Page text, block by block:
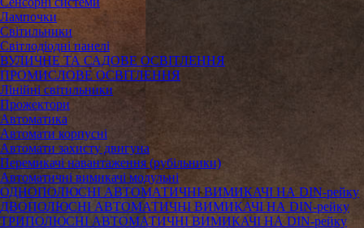
Лампочки
Світильники
Світлодіодні панелі
ВУЛИЧНЕ ТА САДОВЕ ОСВІТЛЕННЯ
ПРОМИСЛОВЕ ОСВІТЛЕННЯ
Лінійні світильники
Прожектори
Автоматика
Автомати корпусні
Автомати захисту двигуна
Перемикачі навантаження (рубільники)
Автоматичні вимикачі модульні
ОДНОПОЛЮСНІ АВТОМАТИЧНІ ВИМИКАЧІ НА DIN-рейку
ДВОПОЛЮСНІ АВТОМАТИЧНІ ВИМИКАЧІ НА DIN-рейку
ТРИПОЛЮСНІ АВТОМАТИЧНІ ВИМИКАЧІ НА DIN-рейку